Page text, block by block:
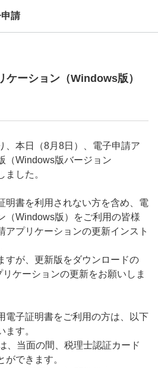
請
ケーション（Windows版）
、本日（8月8日）、電子申請ア
（Windows版バージョン
ました。
明書を利用されない方を含め、電
（Windows版）をご利用の皆様
アプリケーションの更新インスト
すが、更新版をダウンロードの
リケーションの更新をお願いしま
電子証明書をご利用の方は、以下
す。
、当面の間、税理士認証カード
できます。